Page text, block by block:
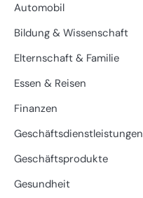
Automobil
Bildung & Wissenschaft
Elternschaft & Familie
Essen & Reisen
Finanzen
Geschäftsdienstleistungen
Geschäftsprodukte
Gesundheit